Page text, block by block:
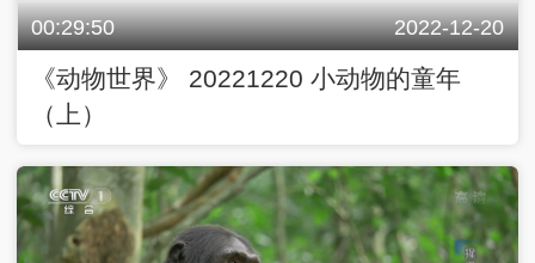
00:29:50 2022-12-20
《动物世界》 20221220 小动物的童年
（上）